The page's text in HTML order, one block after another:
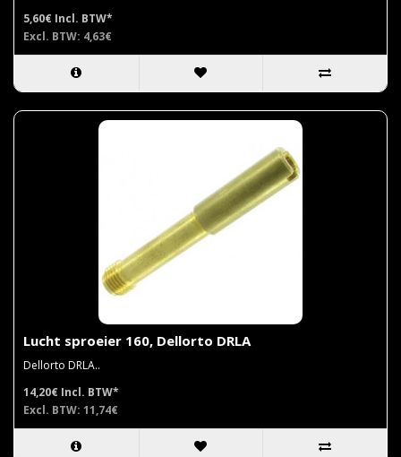
5,60€ Incl. BTW*
Excl. BTW: 4,63€
Lucht sproeier 160, Dellorto DRLA
Dellorto DRLA..
14,20€ Incl. BTW*
Excl. BTW: 11,74€